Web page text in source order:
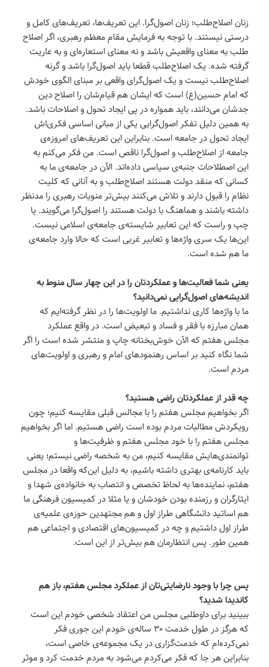
زنان اصلاح‌طلب؛ زنان اصول‌گرا. این تعریف‌ها، تعریف‌های کامل و
درستی نیستند. با توجه به فرمایش مقام معظم رهبری، اگر اصلاح
طلب به معنای واقعیش باشد و نه معنای استعاره‌ای و به عاریت
گرفته شده. یک اصلاح‌طلب قطعا باید اصول‌گرا باشد و گرنه
اصلاح‌طلب نیست و یک اصول‌گرای واقعی بر مبنای الگوی خودش
که امام حسین‌(ع) است که ایشان هم قیام‌شان را اصلاح دین
جدشان می‌دانند، باید همواره در پی ایجاد تحول و اصلاحات باشد.
به همین دلیل تفکر اصول‌گرایی یکی از مبانی اساسی فکری‌اش
ایجاد تحول در جامعه است. بنابراین این تعریف‌های امروزه‌ی
جامعه از اصلاح‌طلب و اصول‌گرا ناقص است. من فکر می‌کنم به
این اصطلاحات جنبه‌ی سیاسی داده‌اند. الآن در جامعه‌ی ما به
کسانی که منقد دولت هستند اصلاح‌طلب و به آنانی که کلیت
نظام را قبول دارند و تلاش می‌کنند بیش‌تر منویات رهبری را مدنظر
داشته باشند و هماهنگ با دولت هستند را اصول‌گرا می‌گویند. یا
چپ و راست که این تعابیر شایسته‌ی جامعه‌ی اسلامی نیست‌.
این‌ها یک سری واژه‌ها و تعابیر غربی است که حالا وارد جامعه‌ی
ما هم شده است.
یعنی شما فعالیت‌ها و عملکردتان را در این چهار سال منوط به
اندیشه‌های اصول‌گرایی نمی‌دانید؟
ما با واژه‌ها کاری نداشتیم. ما اولویت‌ها را در نظر گرفته‌ایم که
همان مبارزه با فقر و فساد و تبعیض است. در واقع عملکرد
مجلس هفتم که الآن خوش‌بختانه چاپ و منتشر شده است را اگر
شما نگاه کنید بر اساس رهنمودهای امام و رهبری و اولویت‌های
مردم است.
چه قدر از عملکردتان راضی هستید؟
اگر بخواهیم مجلس هفتم را با مجالس قبلی مقایسه کنیم؛ چون
رویکردش مطالبات مردم بوده است راضی هستیم. اما اگر بخواهیم
مجلس هفتم را با خود مجلس هفتم و ظرفیت‌ها و
توانمندی‌هایش مقایسه کنیم، من به شخصه راضی نیستم؛ یعنی
باید کارنامه‌ی بهتری داشته باشیم، به دلیل این‌که واقعا در مجلس
هفتم، نماینده‌ها به لحاظ تخصص و انتصاب به خانواده‌ی شهدا و
ایثارگران و رزمنده بودن خودشان و یا مثلا در کمیسیون فرهنگی ما
هم اساتید دانشگاهی طراز اول و هم مجتهدین حوزه‌ی علمیه‌ی
طراز اول داشتیم و چه در کمیسیون‌های اقتصادی و اجتماعی هم
همین طور. پس انتظارمان هم بیش‌تر از این است.
پس چرا با وجود نارضایتی‌تان از عملکرد مجلس هفتم، باز هم
کاندیدا شدید؟
ببینید برای داوطلبی مجلس من اعتقاد شخصی خودم این است
که هرگز در طول خدمت ۳۰ ساله‌ی خودم این جوری فکر
نمی‌کرده‌ام که خدمت‌گزاری در یک مجموعه‌ی خاصی است‌،
بنابراین هر جا که فکر می‌کردم می‌شود به مردم خدمت کرد و موثر